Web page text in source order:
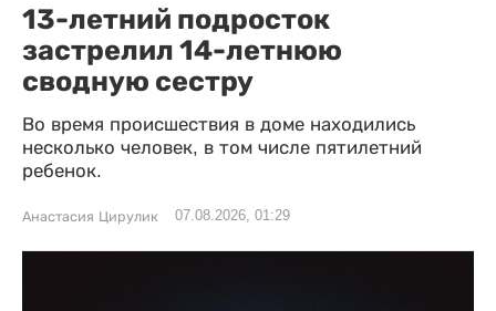
13-летний подросток
застрелил 14-летнюю
сводную сестру
Во время происшествия в доме находились
несколько человек, в том числе пятилетний
ребенок.
Анастасия Цирулик 07.08.2026, 01:29